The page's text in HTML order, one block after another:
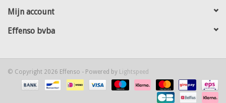
Mijn account
Effenso bvba
© Copyright 2026 Effenso - Powered by Lightspeed